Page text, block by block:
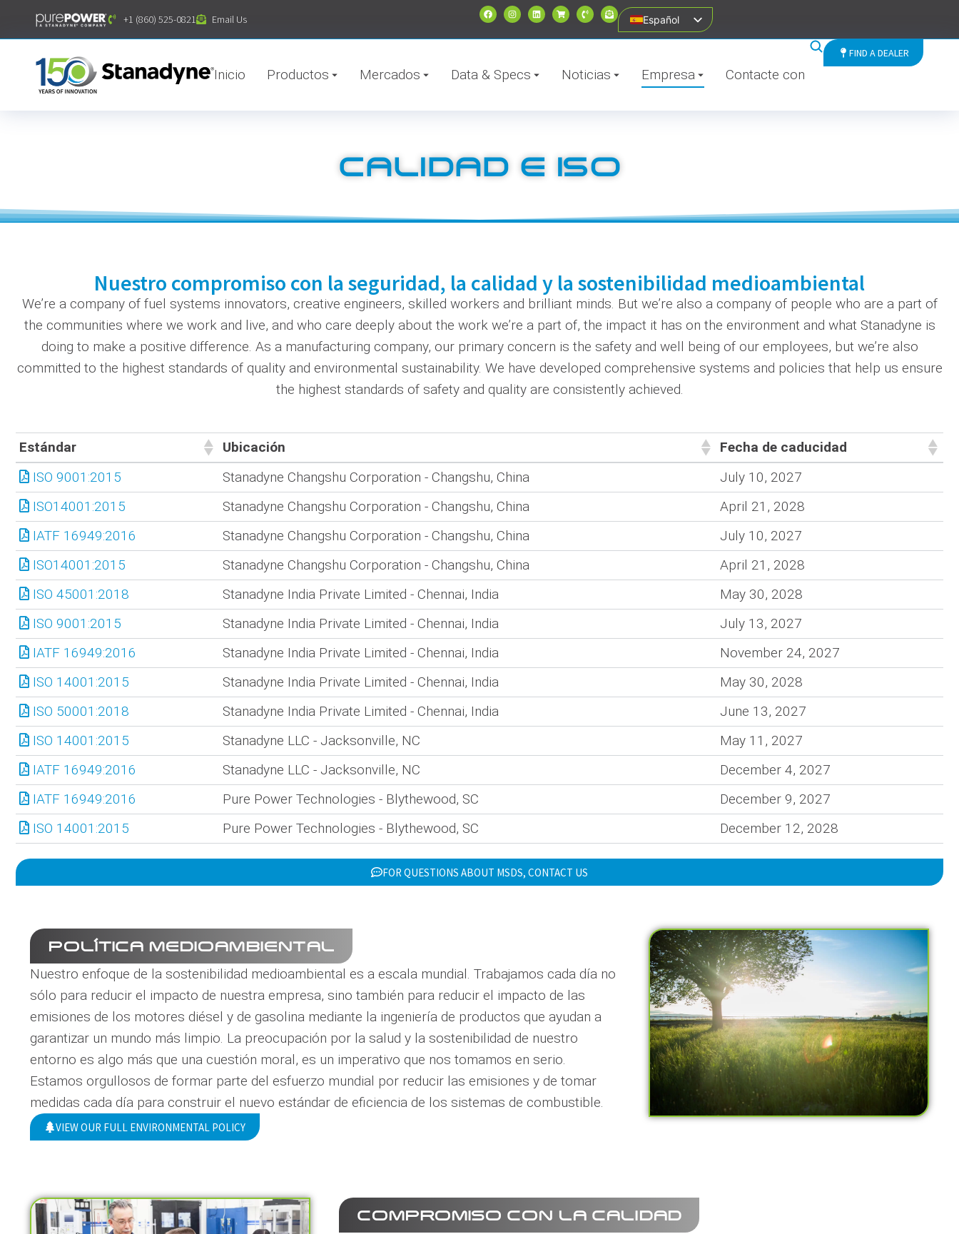
contenido
+1 (860) 525-0821 Email Us Español
Inicio Productos Mercados Data & Specs Noticias Empresa Contacte con
FIND A DEALER
CALIDAD E ISO
Nuestro compromiso con la seguridad, la calidad y la sostenibilidad medioambiental
We’re a company of fuel systems innovators, creative engineers, skilled workers and brilliant minds. But we’re also a company of people who are a part of
the communities where we work and live, and who care deeply about the work we’re a part of, the impact it has on the environment and what Stanadyne is
doing to make a positive difference. As a manufacturing company, our primary concern is the safety and well being of our employees, but we’re also
committed to the highest standards of quality and environmental sustainability. We have developed comprehensive systems and policies that help us ensure
the highest standards of safety and quality are consistently achieved.
Estándar Ubicación
Fecha de caducidad
Estándar
Ubicación Fecha de caducidad
ISO 9001:2015 Stanadyne Changshu Corporation - Changshu, China
July 10, 2027
ISO14001:2015
Stanadyne Changshu Corporation - Changshu, China
April 21, 2028
IATF 16949:2016
Stanadyne Changshu Corporation - Changshu, China
July 10, 2027
ISO14001:2015
Stanadyne Changshu Corporation - Changshu, China
April 21, 2028
ISO 45001:2018
Stanadyne India Private Limited - Chennai, India
May 30, 2028
ISO 9001:2015
Stanadyne India Private Limited - Chennai, India
July 13, 2027
IATF 16949:2016
Stanadyne India Private Limited - Chennai, India
November 24, 2027
ISO 14001:2015
Stanadyne India Private Limited - Chennai, India
May 30, 2028
ISO 50001:2018
Stanadyne India Private Limited - Chennai, India
June 13, 2027
ISO 14001:2015
Stanadyne LLC - Jacksonville, NC
May 11, 2027
IATF 16949:2016
Stanadyne LLC - Jacksonville, NC
December 4, 2027
IATF 16949:2016
Pure Power Technologies - Blythewood, SC
December 9, 2027
ISO 14001:2015
Pure Power Technologies - Blythewood, SC December 12, 2028
FOR QUESTIONS ABOUT MSDS, CONTACT US
POLÍTICA MEDIOAMBIENTAL
Nuestro enfoque de la sostenibilidad medioambiental es a escala mundial. Trabajamos cada día no
sólo para reducir el impacto de nuestra empresa, sino también para reducir el impacto de las
emisiones de los motores diésel y de gasolina mediante la ingeniería de productos que ayudan a
garantizar un mundo más limpio. La preocupación por la salud y la sostenibilidad de nuestro
entorno es algo más que una cuestión moral, es un imperativo que nos tomamos en serio.
Estamos orgullosos de formar parte del esfuerzo mundial por reducir las emisiones y de tomar
medidas cada día para construir el nuevo estándar de eficiencia de los sistemas de combustible.
VIEW OUR FULL ENVIRONMENTAL POLICY
COMPROMISO CON LA CALIDAD